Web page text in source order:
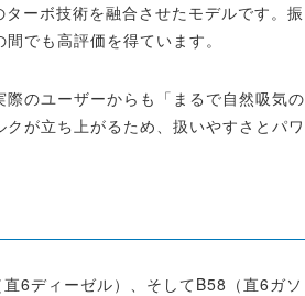
ーボ技術を融合させたモデルです。振
でも高評価を得ています。
のユーザーからも「まるで自然吸気の
が立ち上がるため、扱いやすさとパワ
6ディーゼル）、そしてB58（直6ガソ